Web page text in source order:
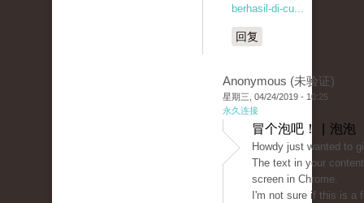
berhasil-di-cu...
回复
Anonymous (未验证)
星期三, 04/24/2019 - 10:25
永久连接
冒个泡吧！ | 泡泡
Howdy just wanted to
The text in your
screen in Chrome.
I'm not sure if this is a